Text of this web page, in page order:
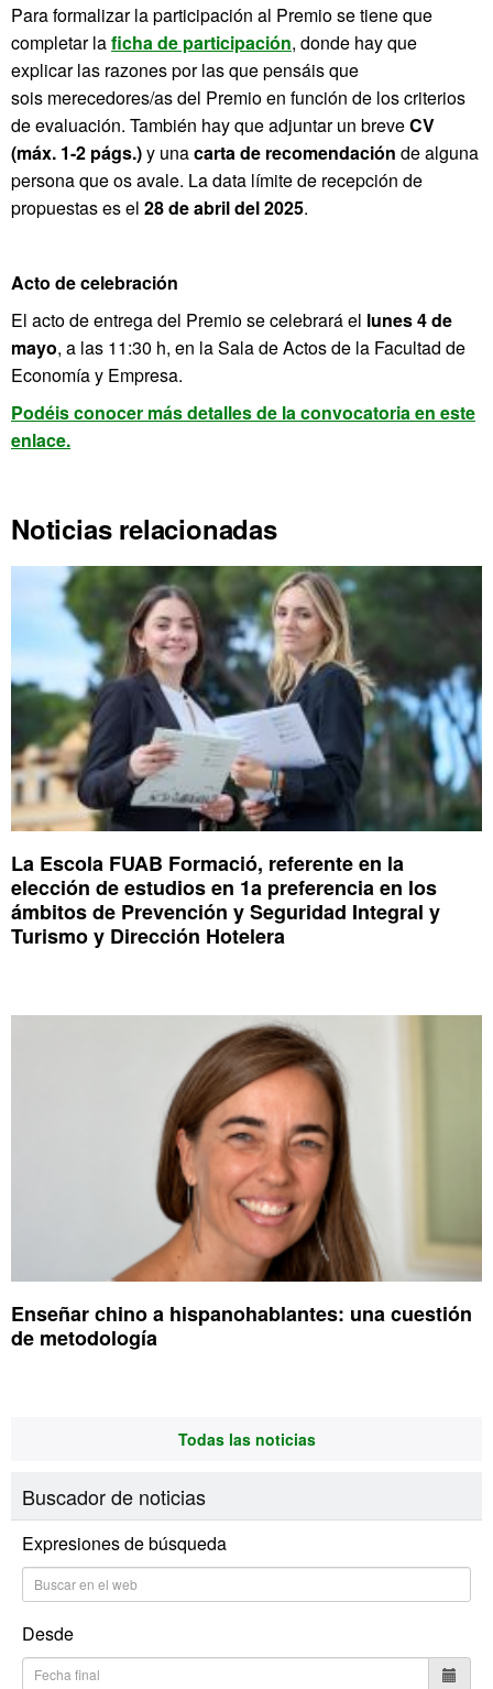
Para formalizar la participación al Premio se tiene que
completar laficha de participación, donde hay que
explicar las razones por las que pensáis que
sois merecedores/as del Premio en función de los criterios
de evaluación. También hay que adjuntar un breveCV
(máx. 1-2 págs.)y unacarta de recomendación de alguna
persona que os avale. La data límite de recepción de
propuestas es el 28 de abril del 2025.
Acto de celebración
El acto de entrega del Premio se celebrará el lunes 4 de
mayo, a las 11:30 h, en la Sala de Actos de la Facultad de
Economía y Empresa.
Podéis conocer más detalles de la convocatoria en este
enlace.
Noticias relacionadas
La Escola FUAB Formació, referente en la
elección de estudios en 1a preferencia en los
ámbitos de Prevención y Seguridad Integral y
Turismo y Dirección Hotelera
Enseñar chino a hispanohablantes: una cuestión
de metodología
Todas las noticias
Buscador de noticias
Expresiones de búsqueda
Desde